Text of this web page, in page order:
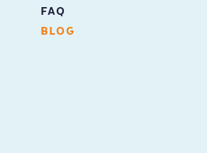
FAQ
BLOG